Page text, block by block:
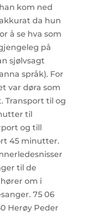
kom ned
da hun
å se hva som
på
sjølvsagt
språk). For
var døra som
Transport til og
til
og till
45 minutter.
til de
om i
75 06
Herøy Peder